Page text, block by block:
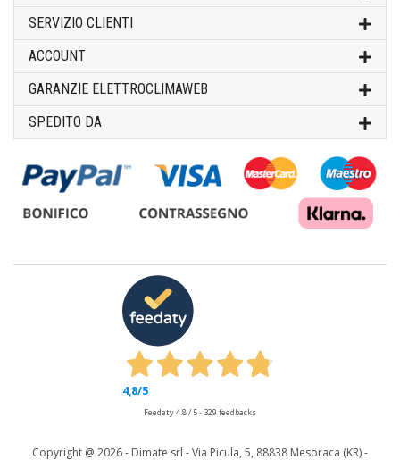
SERVIZIO CLIENTI
ACCOUNT
GARANZIE ELETTROCLIMAWEB
SPEDITO DA
Copyright @ 2026 - Dimate srl - Via Picula, 5, 88838 Mesoraca (KR) -
4,8/5
Feedaty4.8/ 5- 329 feedbacks